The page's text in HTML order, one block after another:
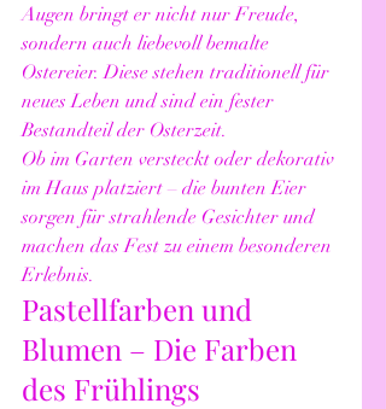
Augen bringt er nicht nur Freude,
sondern auch liebevoll bemalte
Ostereier. Diese stehen traditionell für
neues Leben und sind ein fester
Bestandteil der Osterzeit.
Ob im Garten versteckt oder dekorativ
im Haus platziert – die bunten Eier
sorgen für strahlende Gesichter und
machen das Fest zu einem besonderen
Erlebnis.
Pastellfarben und
Blumen – Die Farben
des Frühlings